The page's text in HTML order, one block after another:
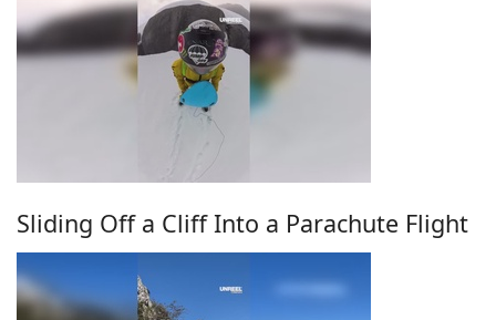
Sliding Off a Cliff Into a Parachute Flight